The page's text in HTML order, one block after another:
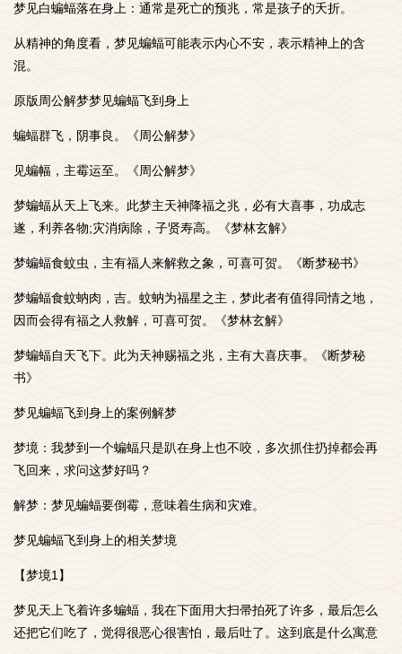
梦见白蝙蝠落在身上：通常是死亡的预兆，常是孩子的夭折。
从精神的角度看，梦见蝙蝠可能表示内心不安，表示精神上的含
混。
原版周公解梦梦见蝙蝠飞到身上
蝙蝠群飞，阴事良。《周公解梦》
见蝙幅，主霉运至。《周公解梦》
梦蝙蝠从天上飞来。此梦主天神降福之兆，必有大喜事，功成志
遂，利养各物;灾消病除，子贤寿高。《梦林玄解》
梦蝙蝠食蚊虫，主有福人来解救之象，可喜可贺。《断梦秘书》
梦蝙蝠食蚊蚋肉，吉。蚊蚋为福星之主，梦此者有值得同情之地，
因而会得有福之人救解，可喜可贺。《梦林玄解》
梦蝙蝠自天飞下。此为天神赐福之兆，主有大喜庆事。《断梦秘
书》
梦见蝙蝠飞到身上的案例解梦
梦境：我梦到一个蝙蝠只是趴在身上也不咬，多次抓住扔掉都会再
飞回来，求问这梦好吗？
解梦：梦见蝙蝠要倒霉，意味着生病和灾难。
梦见蝙蝠飞到身上的相关梦境
【梦境1】
梦见天上飞着许多蝙蝠，我在下面用大扫帚拍死了许多，最后怎么
还把它们吃了，觉得很恶心很害怕，最后吐了。这到底是什么寓意